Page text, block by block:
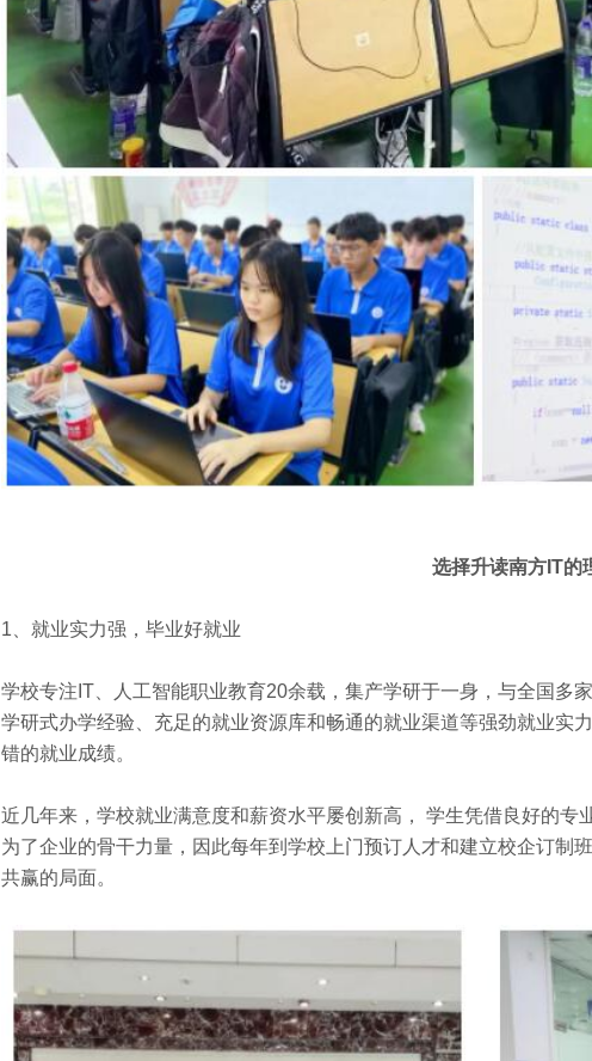
选择升读南方 IT的
1 、就业实力强，毕业好就业
学校专注 IT 、人工智能职业教育20余载，集产学研于一身，与全国多
学研式办学经验、充足的就业资源库和畅通的就业渠道等强劲就业实
错的就业成绩。
近几年来，学校就业满意度和薪资水平屡创新高，
学生凭借良好的专
为了企业的骨干力量，因此每年到学校上门预订人才和建立校企订制
共赢的局面。